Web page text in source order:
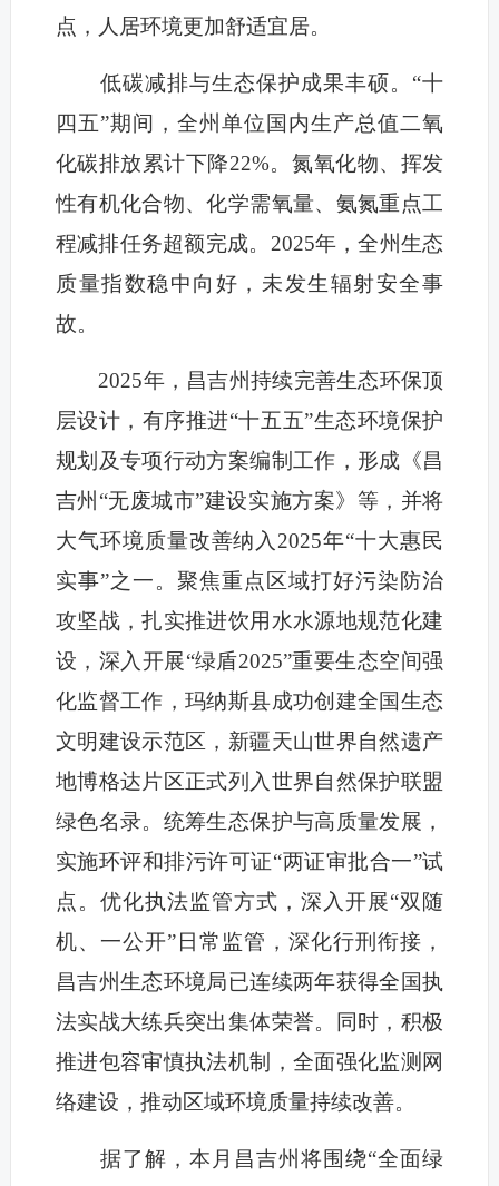
点，人居环境更加舒适宜居。
低碳减排与生态保护成果丰硕。“十
四五”期间，全州单位国内生产总值二氧
化碳排放累计下降22%。氮氧化物、挥发
性有机化合物、化学需氧量、氨氮重点工
程减排任务超额完成。2025年，全州生态
质量指数稳中向好，未发生辐射安全事
故。
2025年，昌吉州持续完善生态环保顶
层设计，有序推进“十五五”生态环境保护
规划及专项行动方案编制工作，形成《昌
吉州“无废城市”建设实施方案》等，并将
大气环境质量改善纳入2025年“十大惠民
实事”之一。聚焦重点区域打好污染防治
攻坚战，扎实推进饮用水水源地规范化建
设，深入开展“绿盾2025”重要生态空间强
化监督工作，玛纳斯县成功创建全国生态
文明建设示范区，新疆天山世界自然遗产
地博格达片区正式列入世界自然保护联盟
绿色名录。统筹生态保护与高质量发展，
实施环评和排污许可证“两证审批合一”试
点。优化执法监管方式，深入开展“双随
机、一公开”日常监管，深化行刑衔接，
昌吉州生态环境局已连续两年获得全国执
法实战大练兵突出集体荣誉。同时，积极
推进包容审慎执法机制，全面强化监测网
络建设，推动区域环境质量持续改善。
据了解，本月昌吉州将围绕“全面绿